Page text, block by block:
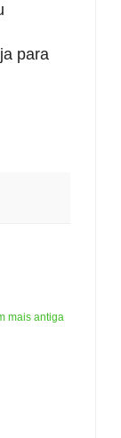
para
mais antiga